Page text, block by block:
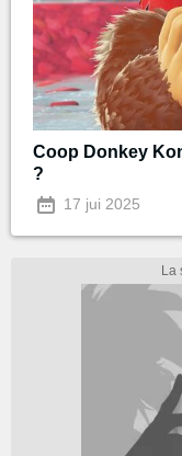
Coop Donkey
?
17 jui 2025